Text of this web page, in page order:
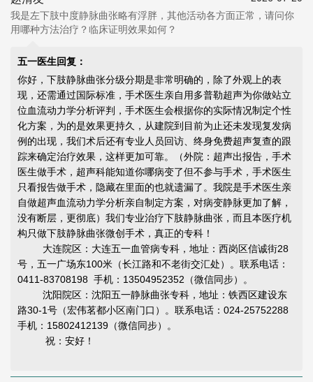
我是左下肢中度静脉曲张略有浮胖，其他活动各方面正常，请问你
用哪种方法治疗？临床证明效果如何？
五一医生回复：
你好，下肢静脉曲张分级分期是非常明确的，除了外观上的表
现，还需通过国际标准，手术医生亲自用多普勒超声为你做站立
位血流动力学分析评判，手术医生会根据你的实际情况制定个性
化方案，为的是效果更持久，从建院到目前为止还未发现复发病
例的出现，我们术后还有专业人员回访、终身免费超声复查的跟
踪来确定治疗效果，这样更加可靠。（外院：超声出报告，手术
医生做手术，超声科能知道你哪病变了但不参与手术，手术医生
只看报告做手术，隐藏在里面的也就遗漏了。我院是手术医生亲
自做超声血流动力学分析亲自制定方案，对病变静脉更加了解，
没有断层，更彻底）我们专业治疗下肢静脉曲张，而且本医疗机
构只做下肢静脉曲张微创手术，真正的专科！
大连院区：大连五一血管病专科，地址：西岗区信诚街28
号，五一广场东100米（长江路和不老街交汇处）。联系电话：
0411-83708198 手机：13504952352（微信同步）。
沈阳院区：沈阳五一静脉曲张专科，地址：铁西区建设东
路30-1号（宏伟茗都小区南门口）。联系电话：024-25752288
手机：15802412139（微信同步）。
祝：安好！